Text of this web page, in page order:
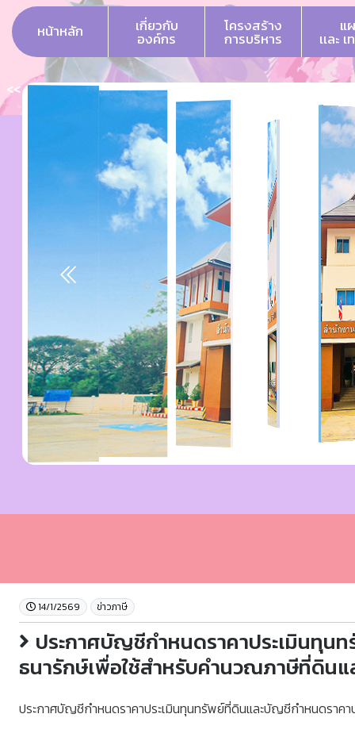
<<
หน้าหลัก เกี่ยวกับ
องค์กร
โครงสร้าง
การบริหาร
แ
เเละ
14/1/2569 ข่าวภาษี
ประกาศบัญชีกำหนดราคาประเมินทุน
ธนารักษ์เพื่อใช้สำหรับคำนวณภาษีที่ดินแ
ประกาศบัญชีกำหนดราคาประเมินทุนทรัพย์ที่ดินและบัญชีกำหนดราค